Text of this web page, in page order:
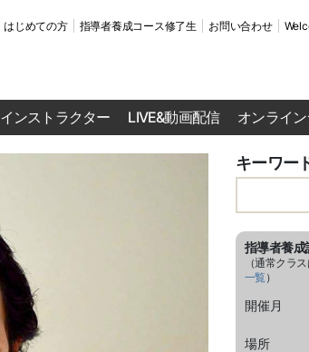
はじめての方 指導者養成コース修了生 お問い合わせ
インストラクター LIVE&動画配信 オンライ
キーワー
指導者養
（通常クラ
一覧）
開催月
場所